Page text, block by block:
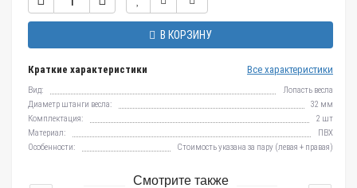
В КОРЗИНУ
Краткие характеристики Все характеристики
Вид:
Лопасть весла
Диаметр штанги весла:
32 мм
Комплектация:
2 шт
Материал:
ПВХ
Особенности:
Стоимость указана за пару (левая + правая)
Смотрите также